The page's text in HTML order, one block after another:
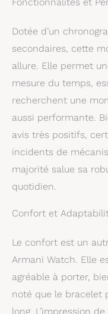
Dotée d’un
secondaires, cette
allure. Elle permet
mesure du temps,
recherchent une
aussi performante.
avis très positifs,
incidents de
majorité salue sa
quotidien.
Confort et
Le confort est un
Armani Watch. Elle
agréable à porter,
noté que le bracelet
long. L’impression